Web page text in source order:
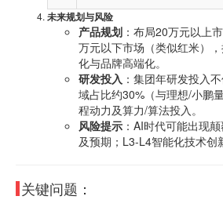
未来规划与风险
产品规划 ：布局20万元以上
万元以下市场（类似红米）
化与品牌高端化。
研发投入 ：集团年研发投入
域占比约30%（与理想/小鹏
程动力及算力/算法投入。
风险提示 ：AI时代可能出现
及预期；L3-L4智能化技术创
关键问题：